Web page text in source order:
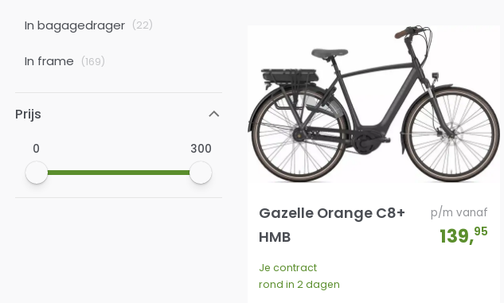
Gazelle Orange C8+
HMB
p/m vanaf
139,95
Je contract
rond in 2 dagen
In bagagedrager (22)
In frame (169)
Prijs
0 300